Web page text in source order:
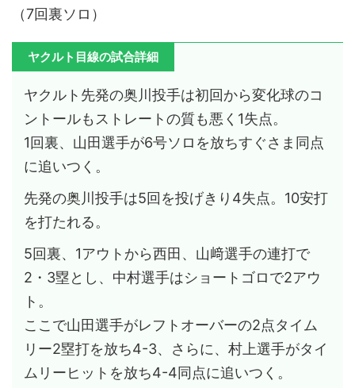
（7回裏ソロ）
ヤクルト目線の試合詳細
ヤクルト先発の奥川投手は初回から変化球のコ
ントールもストレートの質も悪く1失点。
1回裏、山田選手が6号ソロを放ちすぐさま同点
に追いつく。
先発の奥川投手は5回を投げきり4失点。10安打
を打たれる。
5回裏、1アウトから西田、山﨑選手の連打で
2・3塁とし、中村選手はショートゴロで2アウ
ト。
ここで山田選手がレフトオーバーの2点タイム
リー2塁打を放ち4-3、さらに、村上選手がタイ
ムリーヒットを放ち4-4同点に追いつく。